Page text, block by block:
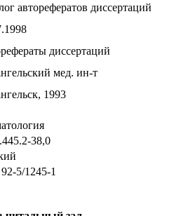
авторефератов диссертаций
диссертаций
мед. ин-т
1993
38,0
5/1245-1